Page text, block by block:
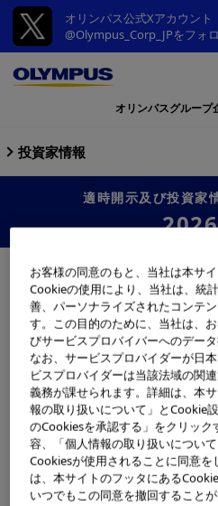
オリンパス公式Xアカウント
@Olympus_Corp_JPをフォ
オリンパスグループ
投資家情報
適時開示及び投資家
2026年08月07日 お知らせ
2027年3月期第1四半期
2026年07月17日 お知らせ
執行役の異動に関するお
2026年06月02日 お知らせ
（開示事項の経過）
得（子会社化）の完了に
お客様の同意のもと、当社は本サ
Cookieの使用により、当社は、統
善、パーソナライズされたコンテ
す。この目的のために、当社は、
びサービスプロバイバーへのデー
なお、サービスプロバイダーが日
ビスプロバイダーは当該法域の関
義務が課せられます。詳細は、本
報の取り扱いについて」とCookie
のCookiesを承認する」をクリック
容、「個人情報の取り扱いについ
Cookiesが使用されることに同意
は、本サイトのフッタにある
いつでもこの同意を撤回することが